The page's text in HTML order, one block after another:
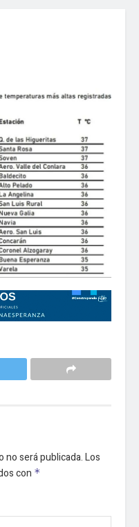
será publicada.Los
con *